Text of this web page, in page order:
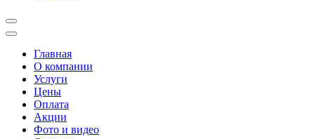
Главная
О компании
Услуги
Цены
Оплата
Акции
Фото и видео